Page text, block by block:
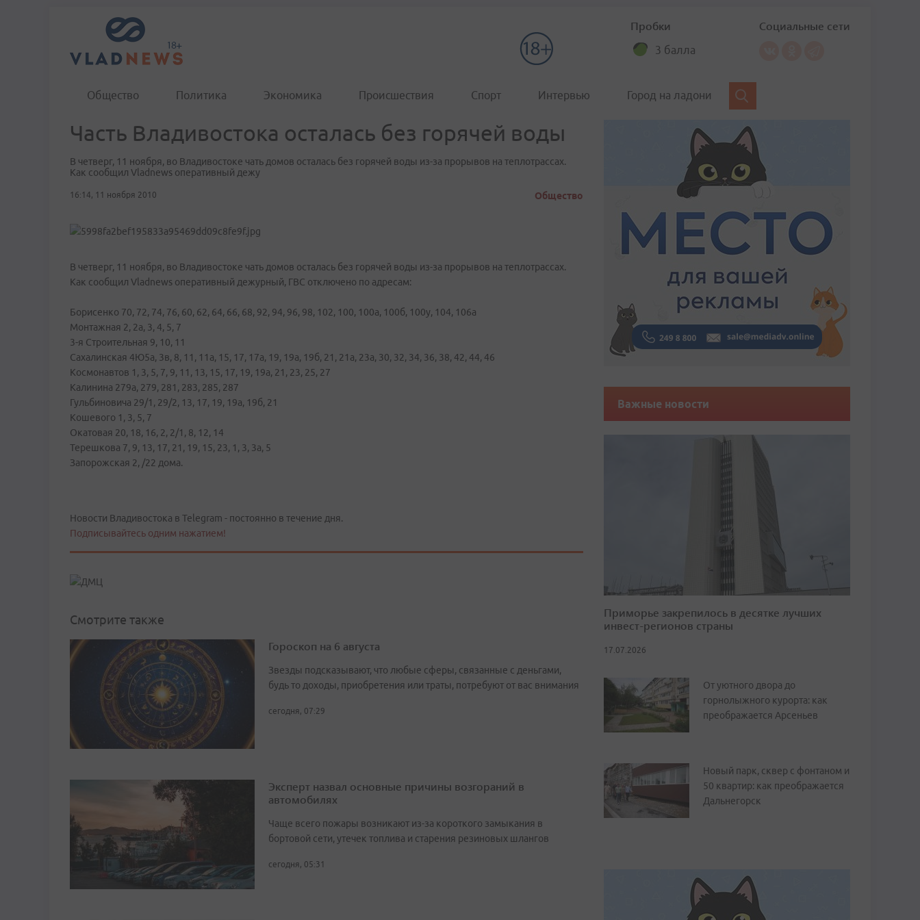
Пробки
3 балла
Социальные сети
Общество Политика Экономика Происшествия Спорт Интервью Город на ладони
Часть Владивостока осталась без горячей воды
В четверг, 11 ноября, во Владивостоке чать домов осталась без горячей воды из-за прорывов на теплотрассах.
Как сообщил Vladnews оперативный дежу
16:14, 11 ноября 2010 Общество
В четверг, 11 ноября, во Владивостоке чать домов осталась без горячей воды из-за прорывов на теплотрассах.
Как сообщил Vladnews оперативный дежурный, ГВС отключено по адресам:
Борисенко 70, 72, 74, 76, 60, 62, 64, 66, 68, 92, 94, 96, 98, 102, 100, 100а, 100б, 100у, 104, 106а
Монтажная 2, 2а, 3, 4, 5, 7
3-я Строительная 9, 10, 11
Сахалинская 4Ю5а, 3в, 8, 11, 11а, 15, 17, 17а, 19, 19а, 19б, 21, 21а, 23а, 30, 32, 34, 36, 38, 42, 44, 46
Космонавтов 1, 3, 5, 7, 9, 11, 13, 15, 17, 19, 19а, 21, 23, 25, 27
Калинина 279а, 279, 281, 283, 285, 287
Гульбиновича 29/1, 29/2, 13, 17, 19, 19а, 19б, 21
Кошевого 1, 3, 5, 7
Окатовая 20, 18, 16, 2, 2/1, 8, 12, 14
Терешкова 7, 9, 13, 17, 21, 19, 15, 23, 1, 3, 3а, 5
Запорожская 2, /22 дома.
Новости Владивостока в Telegram - постоянно в течение дня.
Подписывайтесь одним нажатием!
Смотрите также
Гороскоп на 6 августа
Звезды подсказывают, что любые сферы, связанные с деньгами,
будь то доходы, приобретения или траты, потребуют от вас внимания
сегодня, 07:29
Эксперт назвал основные причины возгораний в
автомобилях
Чаще всего пожары возникают из-за короткого замыкания в
бортовой сети, утечек топлива и старения резиновых шлангов
сегодня, 05:31
Важные новости
Приморье закрепилось в десятке лучших
инвест-регионов страны
17.07.2026
От уютного двора до
горнолыжного курорта: как
преображается Арсеньев
Новый парк, сквер с фонтаном и
50 квартир: как преображается
Дальнегорск